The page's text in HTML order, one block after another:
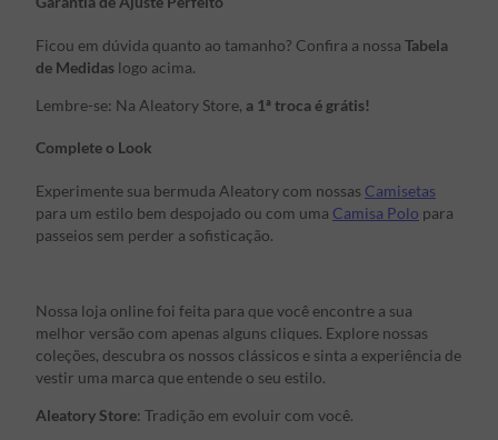
Ficou em dúvida quanto ao tamanho? Confira a nossa Tabela
de Medidas logo acima.
Lembre-se: Na Aleatory Store, a 1ª troca é grátis!
Complete o Look
Experimente sua bermuda Aleatory com nossas Camisetas
para um estilo bem despojado ou com uma Camisa Polo para
passeios sem perder a sofisticação.
Nossa loja online foi feita para que você encontre a sua
melhor versão com apenas alguns cliques. Explore nossas
coleções, descubra os nossos clássicos e sinta a experiência de
vestir uma marca que entende o seu estilo.
Aleatory Store: Tradição em evoluir com você.